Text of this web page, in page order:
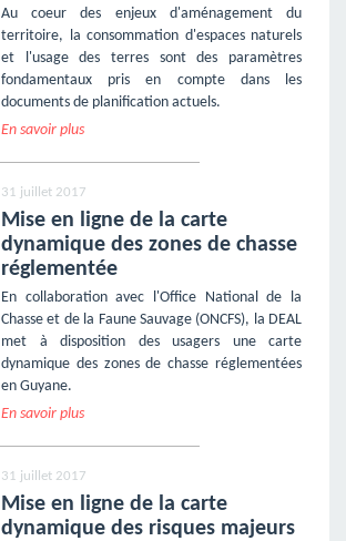
Au coeur des enjeux d'aménagement du
territoire, la consommation d'espaces naturels
et l'usage des terres sont des paramètres
fondamentaux pris en compte dans les
documents de planification actuels.
En savoir plus
31 juillet 2017
Mise en ligne de la carte
dynamique des zones de chasse
réglementée
En collaboration avec l'Office National de la
Chasse et de la Faune Sauvage (ONCFS), la DEAL
met à disposition des usagers une carte
dynamique des zones de chasse réglementées
en Guyane.
En savoir plus
31 juillet 2017
Mise en ligne de la carte
dynamique des risques majeurs